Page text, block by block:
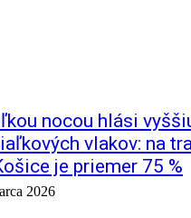
nocou hlási
vlakov: na
je priemer 75 %
2026